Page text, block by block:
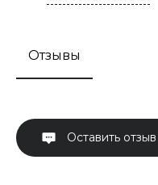
Отзывы
Оставить отзыв